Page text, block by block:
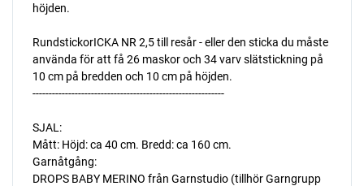
höjden.
RundstickorICKA NR 2,5 till resår - eller den sticka du måste
använda för att få 26 maskor och 34 varv slätstickning på
10 cm på bredden och 10 cm på höjden.
-----------------------------------------------------------
SJAL:
Mått: Höjd: ca 40 cm. Bredd: ca 160 cm.
Garnåtgång:
DROPS BABY MERINO från Garnstudio (tillhör Garngrupp